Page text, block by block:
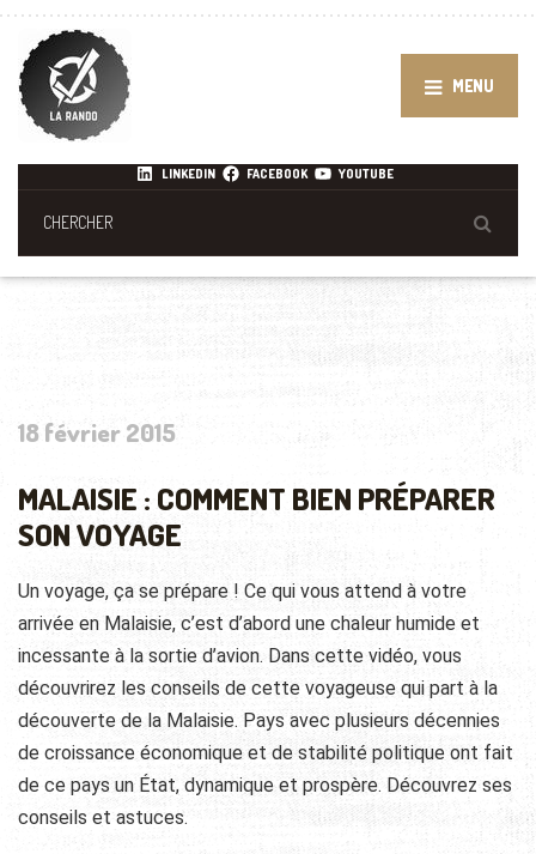
MENU
LINKEDIN FACEBOOK YOUTUBE
18 février 2015
MALAISIE : COMMENT BIEN PRÉPARER
SON VOYAGE
Un voyage, ça se prépare ! Ce qui vous attend à votre
arrivée en Malaisie, c’est d’abord une chaleur humide et
incessante à la sortie d’avion. Dans cette vidéo, vous
découvrirez les conseils de cette voyageuse qui part à la
découverte de la Malaisie. Pays avec plusieurs décennies
de croissance économique et de stabilité politique ont fait
de ce pays un État, dynamique et prospère. Découvrez ses
conseils et astuces.